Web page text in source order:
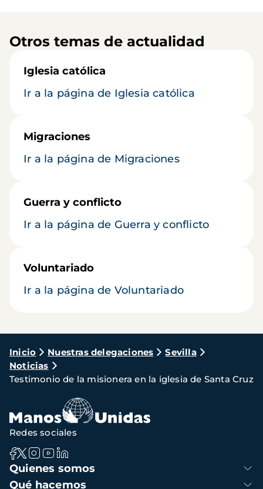
Otros temas de actualidad
Iglesia católica
Ir a la página de Iglesia católica
Migraciones
Ir a la página de Migraciones
Guerra y conflicto
Ir a la página de Guerra y conflicto
Voluntariado
Ir a la página de Voluntariado
Ruta
de
navegación
Inicio Nuestras delegaciones
Sevilla
Noticias
Testimonio de la misionera en la iglesia de Santa Cruz
Navegación
principal
Quienes somos
Qué hacemos
Redes sociales